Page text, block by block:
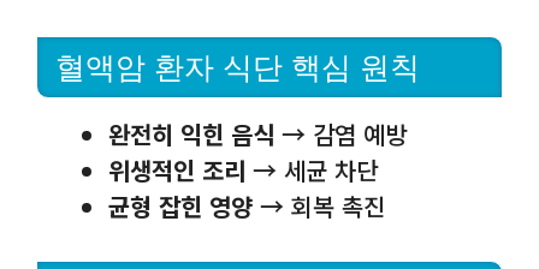
혈액암 환자 식단 핵심 원칙
완전히 익힌 음식 → 감염 예방
위생적인 조리 → 세균 차단
균형 잡힌 영양 → 회복 촉진